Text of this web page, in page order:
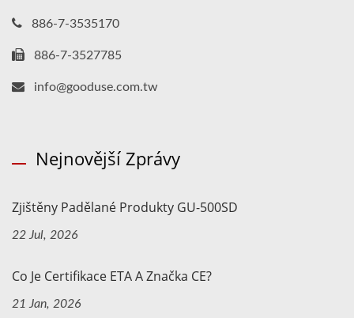
886-7-3535170
886-7-3527785
info@gooduse.com.tw
Nejnovější Zprávy
Zjištěny Padělané Produkty GU-500SD
22 Jul, 2026
Co Je Certifikace ETA A Značka CE?
21 Jan, 2026